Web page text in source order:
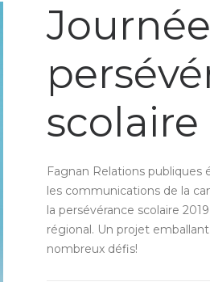
scolaire
Fagnan Relations
les communications de la
la persévérance scolaire
régional. Un projet
nombreux défis!